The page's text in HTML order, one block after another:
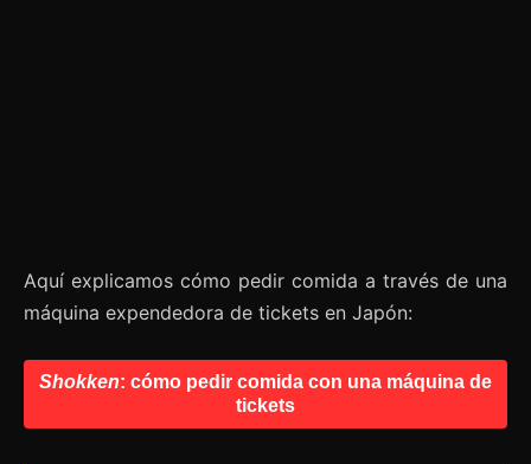
Aquí explicamos cómo pedir comida a través de una
máquina expendedora de tickets en Japón:
Shokken: cómo pedir comida con una máquina de
tickets